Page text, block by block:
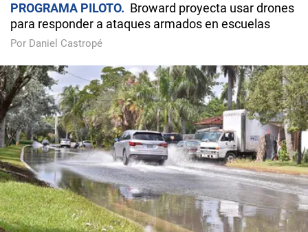
PROGRAMA PILOTO
Broward proyecta usar drones
para responder a ataques armados en escuelas
Por Daniel Castropé